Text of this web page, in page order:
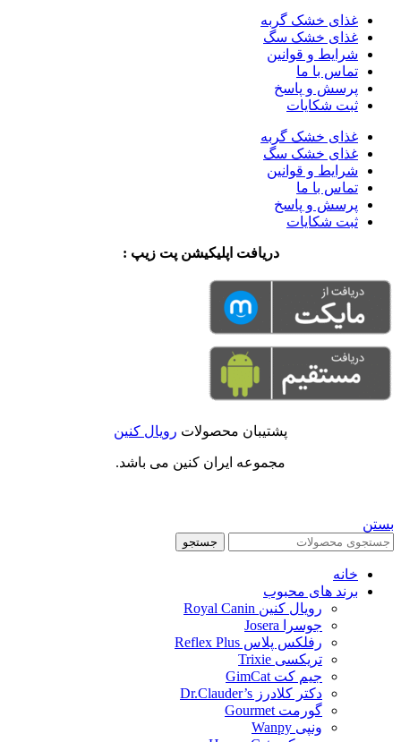
غذای خشک گربه
غذای خشک سگ
شرایط و قوانین
تماس با ما
پرسش و پاسخ
ثبت شکایات
غذای خشک گربه
غذای خشک سگ
شرایط و قوانین
تماس با ما
پرسش و پاسخ
ثبت شکایات
دریافت اپلیکیشن پت زیپ :
پشتیبان محصولات رویال کنین
مجموعه ایران کنین می باشد.
بستن
جستجو
خانه
برند های محبوب
رویال کنین Royal Canin
جوسرا Josera
رفلکس پلاس Reflex Plus
تریکسی Trixie
جیم کت GimCat
دکتر کلادرز Dr.Clauder’s
گورمت Gourmet
ونپی Wanpy